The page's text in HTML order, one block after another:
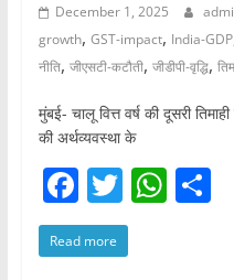
December 1, 2025
growth, GST-impact, India-GDP
नीति, जीएसटी-कटौती, जीडीपी-वृद्धि,
मुंबई- चालू वित्त वर्ष की दूसरी
की अर्थव्यवस्था के
F
a
c
T
w
itt
W S
Read more